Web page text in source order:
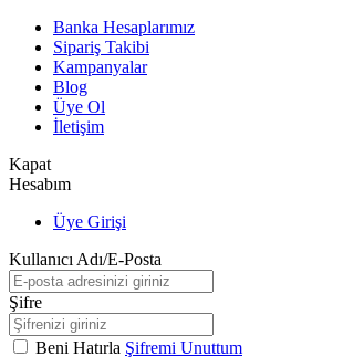
Banka Hesaplarımız
Sipariş Takibi
Kampanyalar
Blog
Üye Ol
İletişim
Kapat
Hesabım
Üye Girişi
Kullanıcı Adı/E-Posta
Şifre
Beni Hatırla Şifremi Unuttum